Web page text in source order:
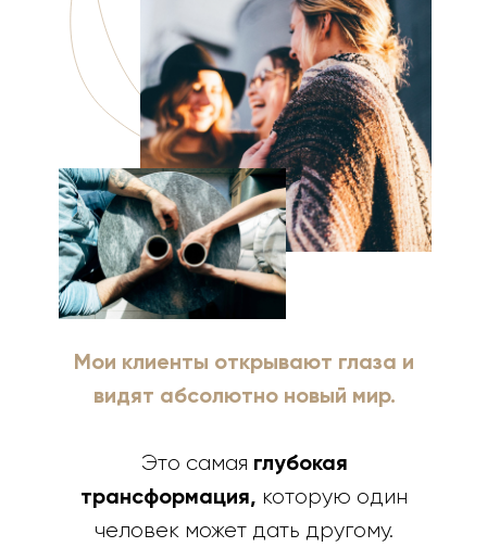
Мои клиенты открывают глаза и
видят абсолютно новый мир.
Это самая глубокая
трансформация, которую один
человек может дать другому.